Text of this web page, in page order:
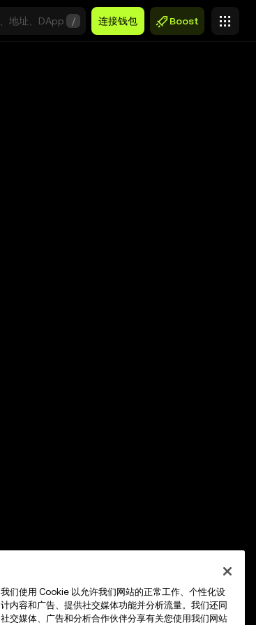
/ 连接钱包 Boost
我们使用 Cookie 以允许我们网站的正常工作、个性化设
计内容和广告、提供社交媒体功能并分析流量。我们还同
社交媒体、广告和分析合作伙伴分享有关您使用我们网站